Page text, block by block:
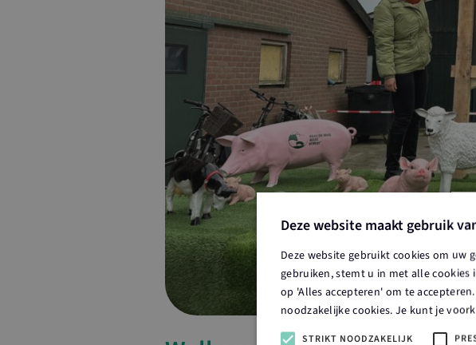
Deze website maakt gebruik
Deze website gebruikt cookies om uw
gebruiken, stemt u in met alle
op 'Alles accepteren' om te
noodzakelijke cookies. Je kunt je
STRIKT NOODZAKELIJK